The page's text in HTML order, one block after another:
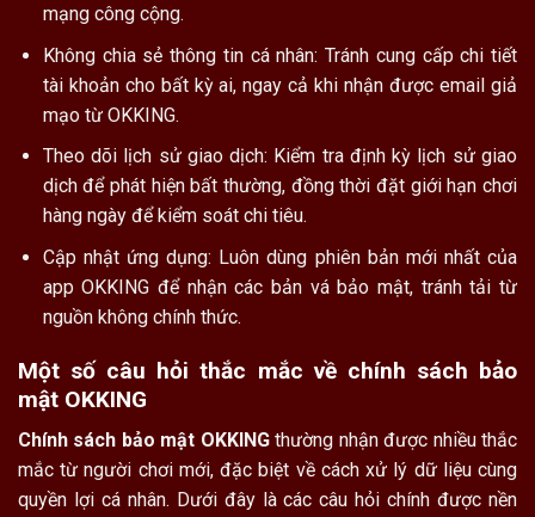
mạng công cộng.
Không chia sẻ thông tin cá nhân: Tránh cung cấp chi tiết
tài khoản cho bất kỳ ai, ngay cả khi nhận được email giả
mạo từ OKKING.
Theo dõi lịch sử giao dịch: Kiểm tra định kỳ lịch sử giao
dịch để phát hiện bất thường, đồng thời đặt giới hạn chơi
hàng ngày để kiểm soát chi tiêu.
Cập nhật ứng dụng: Luôn dùng phiên bản mới nhất của
app OKKING để nhận các bản vá bảo mật, tránh tải từ
nguồn không chính thức.
Một số câu hỏi thắc mắc về chính sách bảo
mật OKKING
Chính sách bảo mật OKKINGthường nhận được nhiều thắc
mắc từ người chơi mới, đặc biệt về cách xử lý dữ liệu cùng
quyền lợi cá nhân. Dưới đây là các câu hỏi chính được nền